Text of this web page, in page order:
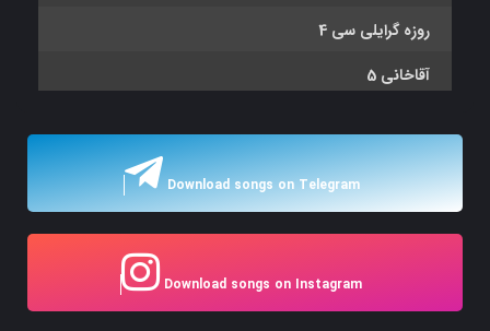
4 روزه گرایلی سی
5 آقاخانی
7 آراز باسدی
8 سیواستاپول
10 ترکمه گوزللمه سی
Download songs on Telegram
Download songs on Instagram